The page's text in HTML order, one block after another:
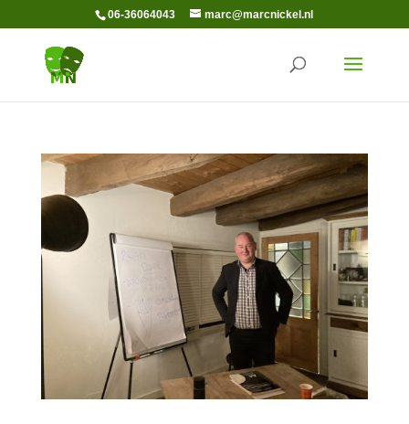
06-36064043 marc@marcnickel.nl